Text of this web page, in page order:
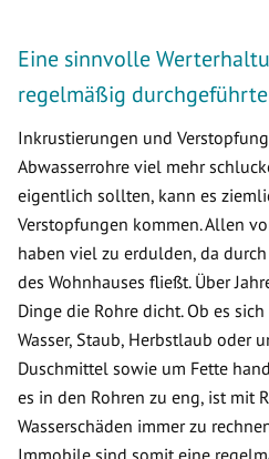
Eine sinnvolle
regelmäßig
Inkrustierungen und
Abwasserrohre viel mehr
eigentlich sollten, kann es
Verstopfungen kommen. Allen
haben viel zu erdulden, da
des Wohnhauses fließt. Über
Dinge die Rohre dicht. Ob es
Wasser, Staub, Herbstlaub oder
Duschmittel sowie um Fette
es in den Rohren zu eng, ist mit
Wasserschäden immer zu